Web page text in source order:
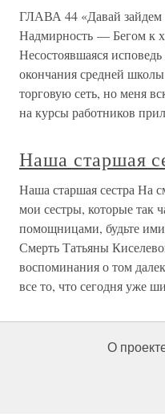
ГЛАВА 44 «Давай
Надмирность — Бегом к
Несостоявшаяся
окончания средней
торговую сеть, но меня
на курсы работников
Наша старшая
Наша старшая сестра На
мои сестры, которые так
помощницами, будьте
Смерть Татьяны
воспоминания о том
все то, что сегодня уже
О